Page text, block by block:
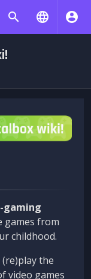
games from
childhood.
(re)play the
video games